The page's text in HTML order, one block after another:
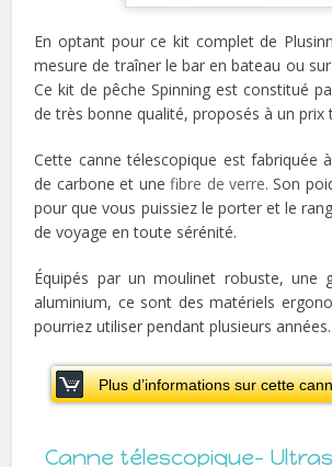
En optant pour ce kit complet de
mesure de traîner le bar en bateau ou
Ce kit de pêche Spinning est constitué
de très bonne qualité, proposés à un prix
Cette canne télescopique est fabriquée
de carbone et unefibre de verre. Son
pour que vous puissiez le porter et le
de voyage en toute sérénité.
Équipés par un moulinet robuste, une
aluminium, ce sont des matériels
pourriez utiliser pendant plusieurs années.
Plus d’informations sur cette
Canne télescopique-